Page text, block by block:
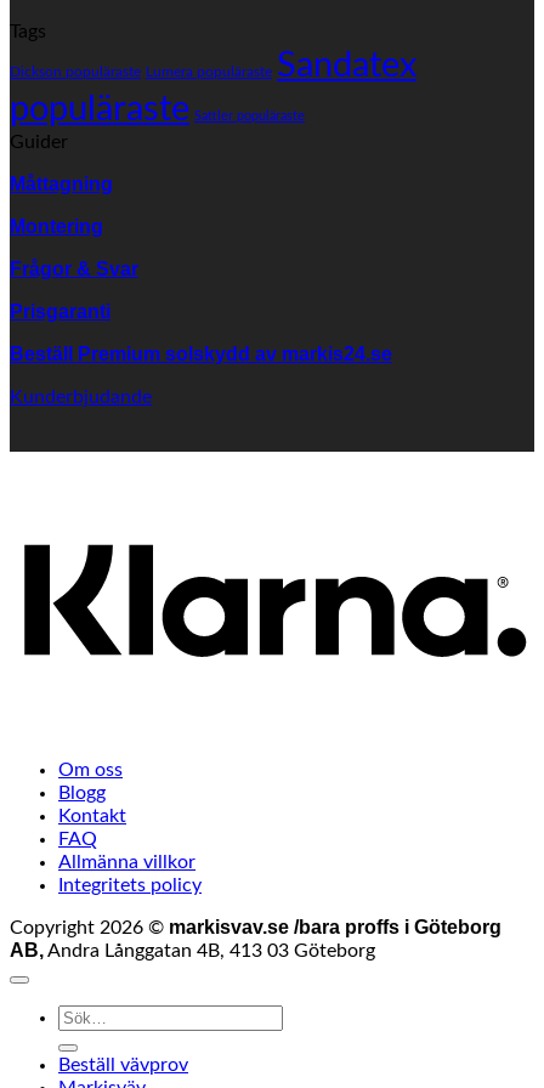
SANDATEX?
Tags
Dickson populäraste Lumera populäraste Sandatex
populäraste Sattler populäraste
Guider
Måttagning
Montering
Frågor & Svar
Prisgaranti
Beställ Premium solskydd av markis24.se
Kunderbjudande
Om oss
Blogg
Kontakt
FAQ
Allmänna villkor
Integritets policy
Copyright 2026 © markisvav.se /bara proffs i Göteborg
AB,Andra Långgatan 4B, 413 03 Göteborg
Sök
Beställ vävprov